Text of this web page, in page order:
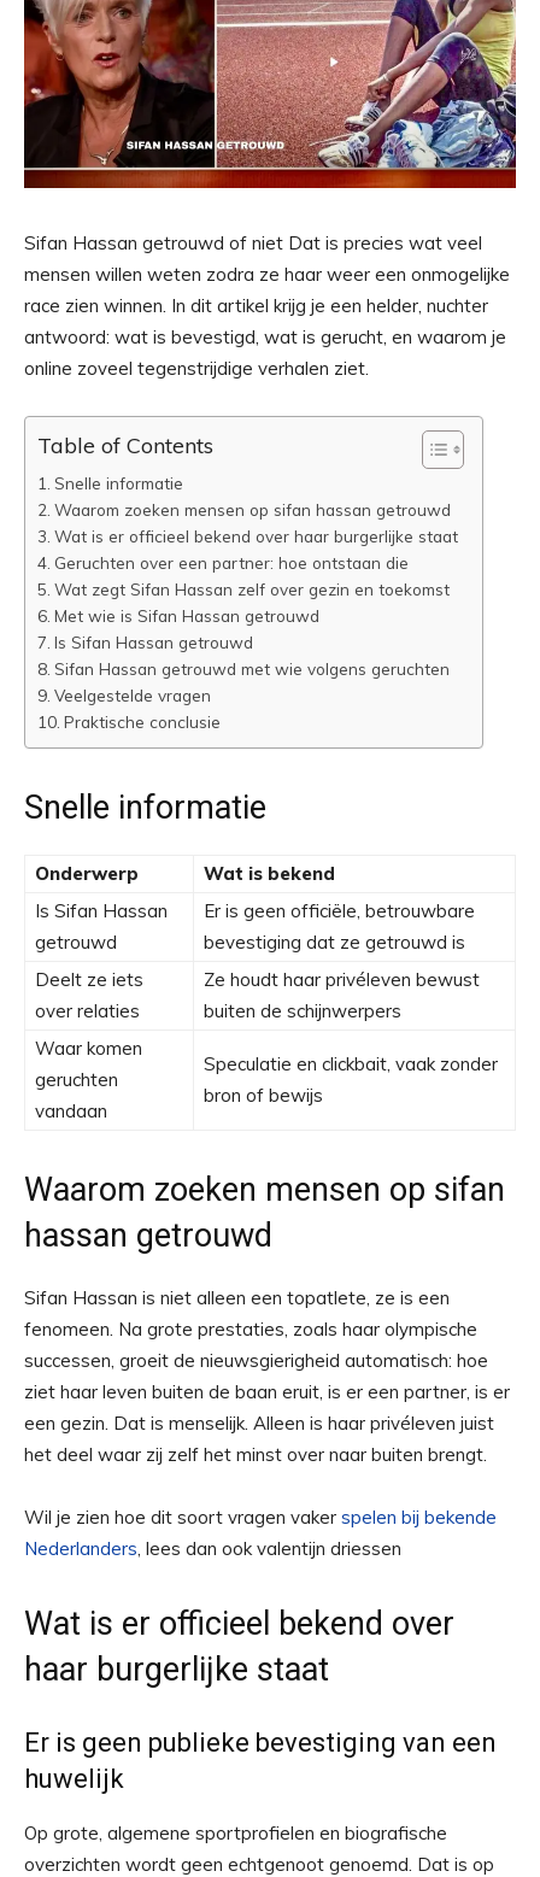
Sifan Hassan getrouwd of niet Dat is precies wat veel
mensen willen weten zodra ze haar weer een onmogelijke
race zien winnen. In dit artikel krijg je een helder, nuchter
antwoord: wat is bevestigd, wat is gerucht, en waarom je
online zoveel tegenstrijdige verhalen ziet.
Table of Contents
Snelle informatie
Waarom zoeken mensen op sifan hassan getrouwd
Wat is er officieel bekend over haar burgerlijke staat
Geruchten over een partner: hoe ontstaan die
Wat zegt Sifan Hassan zelf over gezin en toekomst
Met wie is Sifan Hassan getrouwd
Is Sifan Hassan getrouwd
Sifan Hassan getrouwd met wie volgens geruchten
Veelgestelde vragen
Praktische conclusie
Snelle informatie
Onderwerp
Wat is bekend
Is Sifan Hassan
getrouwd
Er is geen officiële, betrouwbare
bevestiging dat ze getrouwd is
Deelt ze iets
over relaties
Ze houdt haar privéleven bewust
buiten de schijnwerpers
Waar komen
geruchten
vandaan
Speculatie en clickbait, vaak zonder
bron of bewijs
Waarom zoeken mensen op sifan
hassan getrouwd
Sifan Hassan is niet alleen een topatlete, ze is een
fenomeen. Na grote prestaties, zoals haar olympische
successen, groeit de nieuwsgierigheid automatisch: hoe
ziet haar leven buiten de baan eruit, is er een partner, is er
een gezin. Dat is menselijk. Alleen is haar privéleven juist
het deel waar zij zelf het minst over naar buiten brengt.
Wil je zien hoe dit soort vragen vaker spelen bij bekende
Nederlanders, lees dan ook valentijn driessen
Wat is er officieel bekend over
haar burgerlijke staat
Er is geen publieke bevestiging van een
huwelijk
Op grote, algemene sportprofielen en biografische
overzichten wordt geen echtgenoot genoemd. Dat is op